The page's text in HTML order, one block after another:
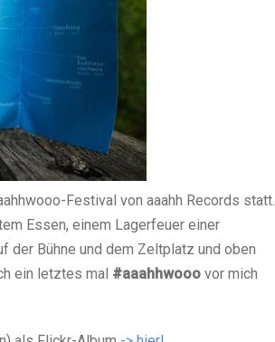
Festival von aaahh Records statt.
Essen, einem Lagerfeuer einer
der Bühne und dem Zeltplatz und oben
ein letztes mal #aaahhwooo vor mich